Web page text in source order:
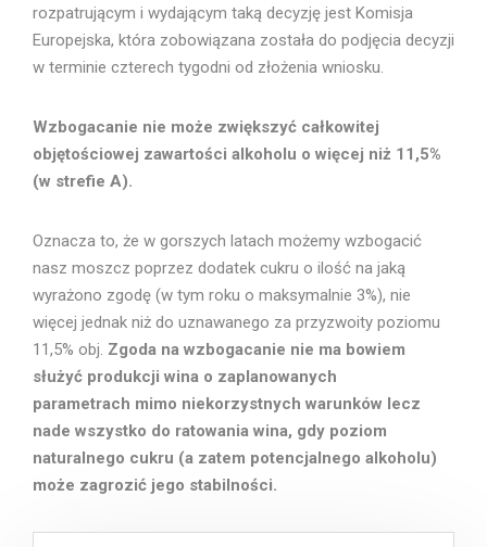
rozpatrującym i wydającym taką decyzję jest Komisja
Europejska, która zobowiązana została do podjęcia decyzji
w terminie czterech tygodni od złożenia wniosku.
Wzbogacanie nie może zwiększyć całkowitej
objętościowej zawartości alkoholu o więcej niż 11,5%
(w strefie A).
Oznacza to, że w gorszych latach możemy wzbogacić
nasz moszcz poprzez dodatek cukru o ilość na jaką
wyrażono zgodę (w tym roku o maksymalnie 3%), nie
więcej jednak niż do uznawanego za przyzwoity poziomu
11,5% obj. Zgoda na wzbogacanie nie ma bowiem
służyć produkcji wina o zaplanowanych
parametrach mimo niekorzystnych warunków lecz
nade wszystko do ratowania wina, gdy poziom
naturalnego cukru (a zatem potencjalnego alkoholu)
może zagrozić jego stabilności.